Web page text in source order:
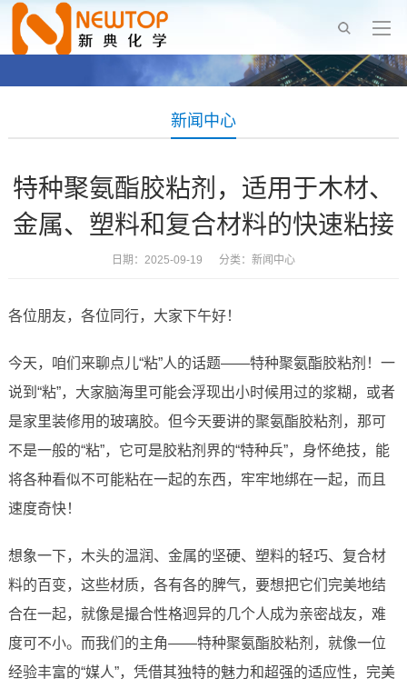
新闻中心
特种聚氨酯胶粘剂，适用于木材、
金属、塑料和复合材料的快速粘接
日期：2025-09-19 分类： 新闻中心
各位朋友，各位同行，大家下午好！
今天，咱们来聊点儿“粘”人的话题——特种聚氨酯胶粘剂！一
说到“粘”，大家脑海里可能会浮现出小时候用过的浆糊，或者
是家里装修用的玻璃胶。但今天要讲的聚氨酯胶粘剂，那可
不是一般的“粘”，它可是胶粘剂界的“特种兵”，身怀绝技，能
将各种看似不可能粘在一起的东西，牢牢地绑在一起，而且
速度奇快！
想象一下，木头的温润、金属的坚硬、塑料的轻巧、复合材
料的百变，这些材质，各有各的脾气，要想把它们完美地结
合在一起，就像是撮合性格迥异的几个人成为亲密战友，难
度可不小。而我们的主角——特种聚氨酯胶粘剂，就像一位
经验丰富的“媒人”，凭借其独特的魅力和超强的适应性，完美